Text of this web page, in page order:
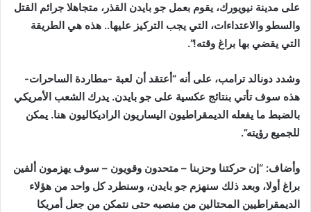
على مدينة نيويورك، يقوم بعمل جو بايدن القذر، متجاهلا جرائم القتل
والسطو والاعتداءات، التي يجب التركيز عليها.. هذه هي الطريقة
التي يقضي بها براغ وقته!”.
وشدد دونالد ترامب، على أنه “أعتقد أن لعبة -مطاردة الساحرات-
هذه سوف تأتي بنتائج عكسية على جو بايدن. يدرك الشعب الأمريكي
بالضبط ما يفعله الديمقراطيون اليساريون الراديكاليون هنا. يمكن
للجميع رؤيته”.
وأضاف: “إن حركتنا وحزبنا – متحدون وقويون – سوف يهزمون ألفين
براغ أولا، وبعد ذلك سنهزم جو بايدن، وسنطرد كل واحد من هؤلاء
الديمقراطيين المحتالين من منصبه حتى نتمكن من جعل أمريكا